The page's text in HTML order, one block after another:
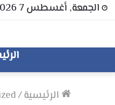
الجمعة, أغسطس 7 2026
الرئيسية/